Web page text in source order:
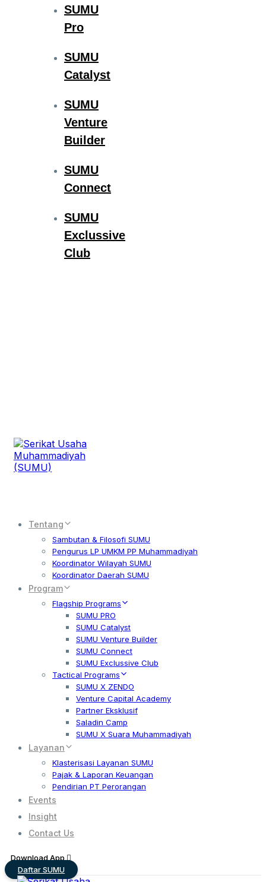
SUMU
Pro
SUMU
Catalyst
SUMU
Venture
Builder
SUMU
Connect
SUMU
Exclussive
Club
Tentang
Sambutan & Filosofi SUMU
Pengurus LP UMKM PP Muhammadiyah
Koordinator Wilayah SUMU
Koordinator Daerah SUMU
Program
Flagship Programs
SUMU PRO
SUMU Catalyst
SUMU Venture Builder
SUMU Connect
SUMU Exclussive Club
Tactical Programs
SUMU X ZENDO
Venture Capital Academy
Partner Eksklusif
Saladin Camp
SUMU X Suara Muhammadiyah
Layanan
Klasterisasi Layanan SUMU
Pajak & Laporan Keuangan
Pendirian PT Perorangan
Events
Insight
Contact Us
Download App
Daftar SUMU